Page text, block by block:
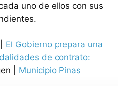
uno de ellos con sus
El Gobierno prepara una
de contrato:
| Municipio Pinas